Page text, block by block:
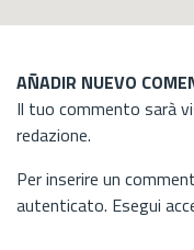
AÑADIR NUEVO
Il tuo commento sarà
redazione.
Per inserire un
autenticato. Esegui